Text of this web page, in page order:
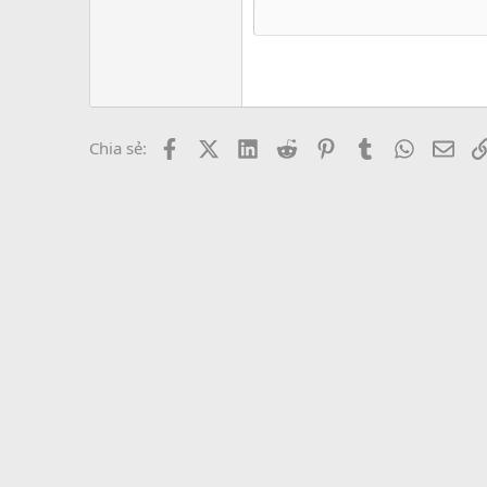
26
Tahoma
Times New Roman
Verdana
Chia sẻ: FacebookX (Twitter)
LinkedIn
Reddit PinterestTumblr